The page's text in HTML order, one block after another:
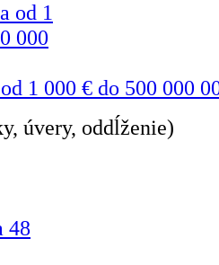
1 000 € do 500 000
úvery, oddĺženie)